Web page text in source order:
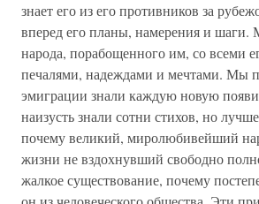
знает его из его противников за
вперед его планы, намерения и
народа, порабощенного им, со всеми
печалями, надеждами и мечтами. Мы
эмиграции знали каждую новую
наизусть знали сотни стихов, но
почему великий, миролюбивейший
жизни не вздохнувший свободно
жалкое существование, почему